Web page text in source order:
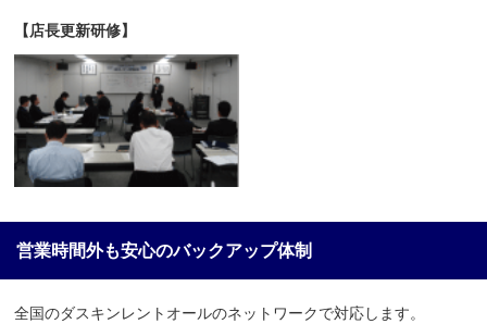
【店長更新研修】
営業時間外も安心のバックアップ体制
全国のダスキンレントオールのネットワークで対応します。